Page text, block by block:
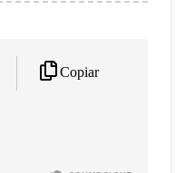
Copiar